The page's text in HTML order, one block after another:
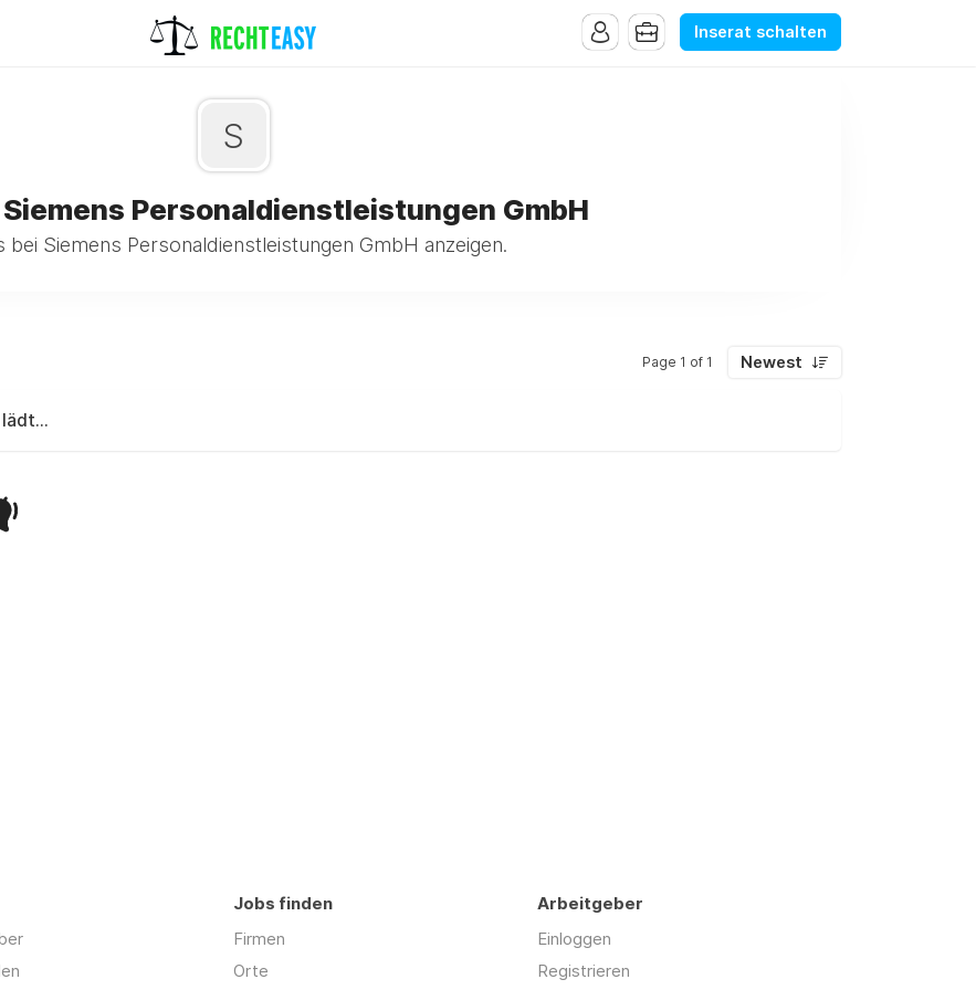
Inserat schalten
S
Personaldienstleistungen GmbH
bei Siemens Personaldienstleistungen GmbH anzeigen.
Page 1 of 1 Newest
lädt...
Jobs finden
Firmen
Orte
Arbeitgeber
Einloggen
Registrieren